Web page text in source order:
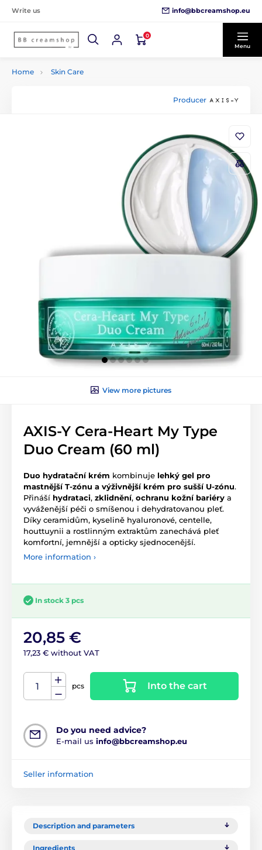
Write us info@bbcreamshop.eu
0
Menu
Home Skin Care
Producer
View more pictures
AXIS-Y Cera-Heart My Type
Duo Cream (60 ml)
Duo hydratační krém kombinuje lehký gel pro
mastnější T-zónu a výživnější krém pro sušší U-zónu.
Přináší hydrataci, zklidnění, ochranu kožní bariéry a
vyváženější péči o smíšenou i dehydratovanou pleť.
Díky ceramidům, kyselině hyaluronové, centelle,
houttuynii a rostlinným extraktům zanechává pleť
komfortní, jemnější a opticky sjednocenější.
More information ›
In stock 3 pcs
20,85 €
17,23 € without VAT
pcs Into the cart
Do you need advice?
E-mail us info@bbcreamshop.eu
Seller information
Description and parameters
Ingredients